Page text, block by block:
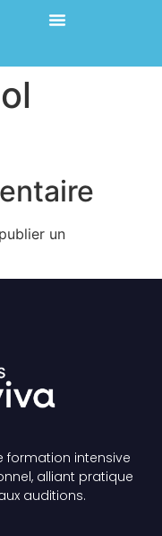
un
formation intensive
alliant pratique
auditions.